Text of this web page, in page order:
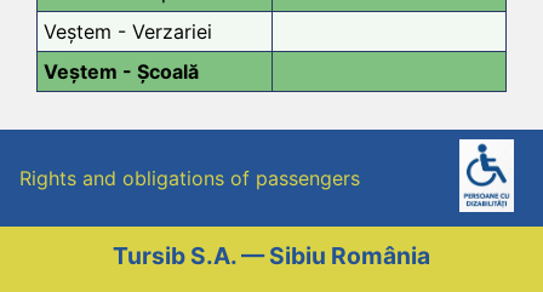
Veștem - Verzariei
Veștem - Școală
Rights and obligations of passengers
Tursib S.A. — Sibiu România